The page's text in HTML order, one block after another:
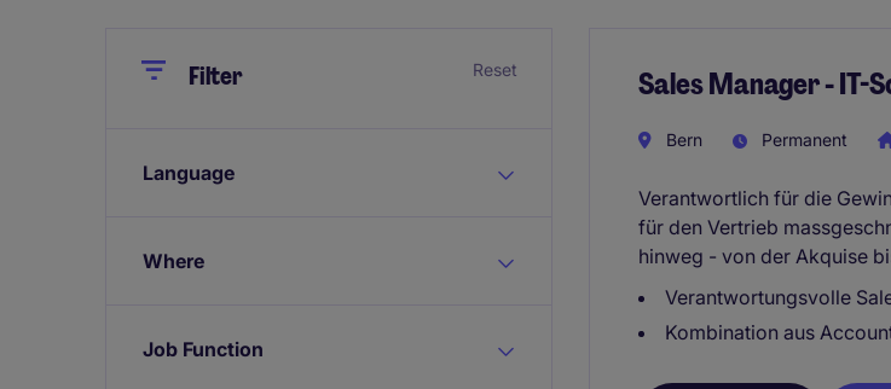
CloseFilter Reset
Language
Where
Job Function
Sales Manager - IT-
Bern Permanent
Verantwortlich für die
für den Vertrieb
hinweg - von der Akquise
Verantwortungsvolle
Kombination aus